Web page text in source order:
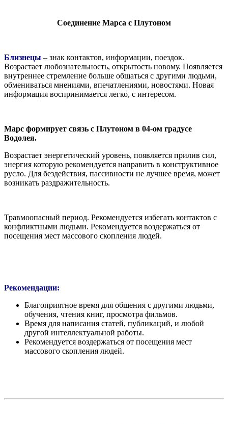
Соединение Марса с Плутоном
Близнецы – знак контактов, информации, поездок.
Возрастает любознательность, открытость новому. Появляется
внутреннее стремление больше общаться с другими людьми,
обмениваться мнениями, впечатлениями, новостями. Новая
информация воспринимается легко, с интересом.
Марс формирует связь с Плутоном в 04-ом градусе
Водолея.
Возрастает энергетический уровень, появляется прилив сил,
энергия которую рекомендуется направить в конструктивное
русло. Для бездействия, пассивности не лучшее время, может
возникать раздражительность.
Травмоопасный период. Рекомендуется избегать контактов с
конфликтными людьми. Рекомендуется воздержаться от
посещения мест массового скопления людей.
Рекомендации:
Благоприятное время для общения с другими людьми,
обучения, чтения книг, просмотра фильмов.
Время для написания статей, публикаций, и любой
другой интеллектуальной работы.
Рекомендуется воздержаться от посещения мест
массового скопления людей.